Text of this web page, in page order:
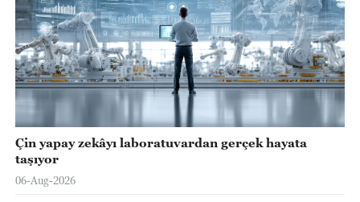
Çin yapay zekâyı laboratuvardan gerçek hayata
taşıyor
06-Aug-2026